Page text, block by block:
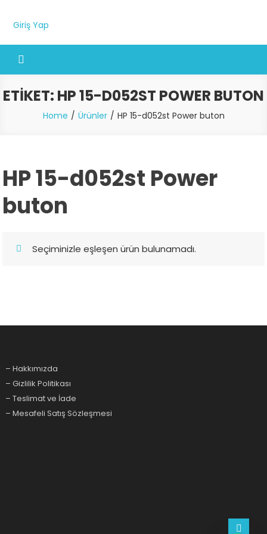
Giriş Yap
ETIKET: HP 15-D052ST POWER BUTON
Home Ürünler HP 15-d052st Power buton
HP 15-d052st Power
buton
Seçiminizle eşleşen ürün bulunamadı.
– Hakkımızda
– Gizlilik Politikası
– Teslimat ve İade
– Mesafeli Satış Sözleşmesi